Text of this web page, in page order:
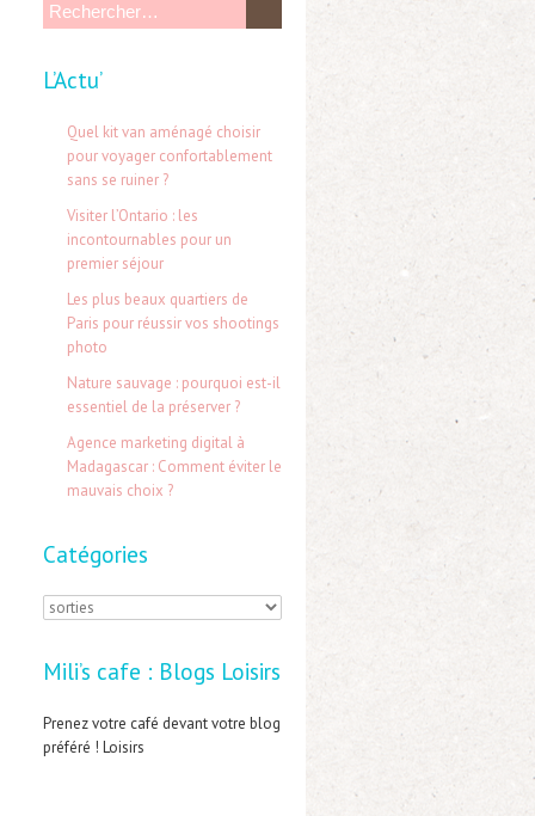
L’Actu’
Quel kit van aménagé choisir
pour voyager confortablement
sans se ruiner ?
Visiter l’Ontario : les
incontournables pour un
premier séjour
Les plus beaux quartiers de
Paris pour réussir vos shootings
photo
Nature sauvage : pourquoi est-il
essentiel de la préserver ?
Agence marketing digital à
Madagascar : Comment éviter le
mauvais choix ?
Catégories
C
t
é
g
Mili’s cafe : Blogs Loisirs
Prenez votre café devant votre blog
préféré ! Loisirs